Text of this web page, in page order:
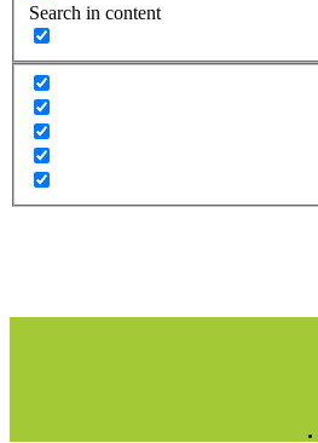
Search in content